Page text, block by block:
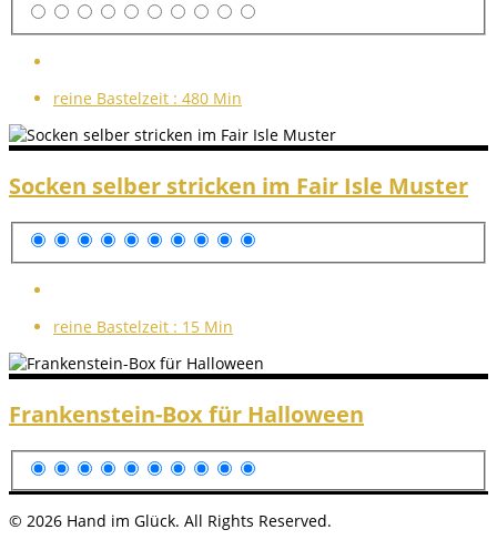
reine Bastelzeit : 480 Min
Socken selber stricken im Fair Isle Muster
reine Bastelzeit : 15 Min
Frankenstein-Box für Halloween
© 2026 Hand im Glück. All Rights Reserved.